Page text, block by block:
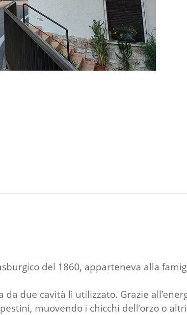
del 1860, apparteneva alla
due cavità lì utilizzato. Grazie
muovendo i chicchi dell’orzo o